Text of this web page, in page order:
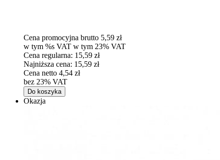
Cena promocyjna brutto 5,59 zł
w tym %s VAT w tym 23% VAT
Cena regularna: 15,59 zł
Najniższa cena: 15,59 zł
Cena netto 4,54 zł
bez 23% VAT
Do koszyka
Okazja